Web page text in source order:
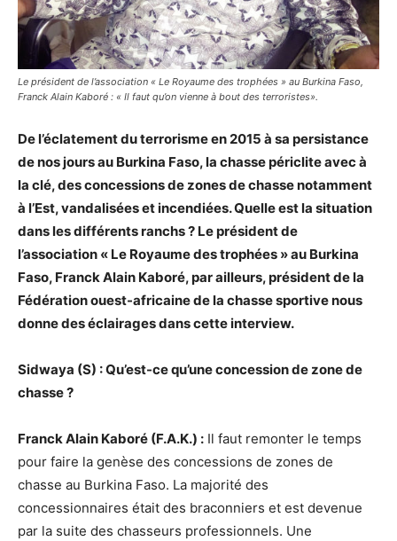
Le président de l’association « Le Royaume des trophées » au Burkina Faso,
Franck Alain Kaboré : « Il faut qu’on vienne à bout des terroristes».
De l’éclatement du terrorisme en 2015 à sa persistance
de nos jours au Burkina Faso, la chasse périclite avec à
la clé, des concessions de zones de chasse notamment
à l’Est, vandalisées et incendiées. Quelle est la situation
dans les différents ranchs ? Le président de
l’association « Le Royaume des trophées » au Burkina
Faso, Franck Alain Kaboré, par ailleurs, président de la
Fédération ouest-africaine de la chasse sportive nous
donne des éclairages dans cette interview.
Sidwaya (S) : Qu’est-ce qu’une concession de zone de
chasse ?
Franck Alain Kaboré (F.A.K.) : Il faut remonter le temps
pour faire la genèse des concessions de zones de
chasse au Burkina Faso. La majorité des
concessionnaires était des braconniers et est devenue
par la suite des chasseurs professionnels. Une